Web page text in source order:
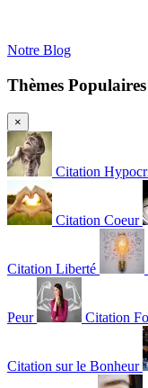
Notre Blog
Thèmes Populaires
×
Citation
Citation Coeur
Citation Liberté
Peur Citation
Citation sur le Bonheur